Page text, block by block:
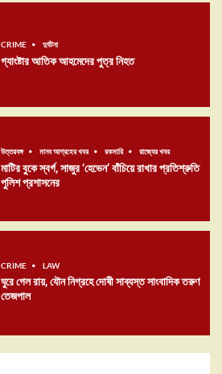
CRIME দুর্ঘটনা
গ্যাংষ্টার আতিক আহমেদের পুত্র নিহত
উত্তরবঙ্গ মানব আগ্রহের খবর রকমারি রাজ্যের খবর
মাটির বুকে স্বর্গ, সাজুর ‘হেভেন’ বাঁচিয়ে রাখার প্রতিশ্রুতি
পুলিশ প্রশাসনের
CRIME LAW
ঘুরে গেল রায়, যৌন নিগ্রহে দোষী সাব্যস্ত সাংবাদিক তরুণ
তেজপাল